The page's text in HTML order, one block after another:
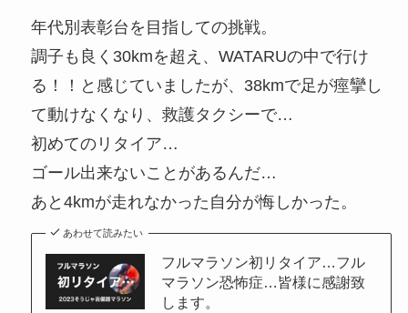
年代別表彰台を目指しての挑戦。
調子も良く30kmを超え、WATARUの中で行け
る！！と感じていましたが、38kmで足が痙攣し
て動けなくなり、救護タクシーで…
初めてのリタイア…
ゴール出来ないことがあるんだ…
あと4kmが走れなかった自分が悔しかった。
あわせて読みたい
フルマラソン初リタイア…フル
マラソン恐怖症…皆様に感謝致
します。